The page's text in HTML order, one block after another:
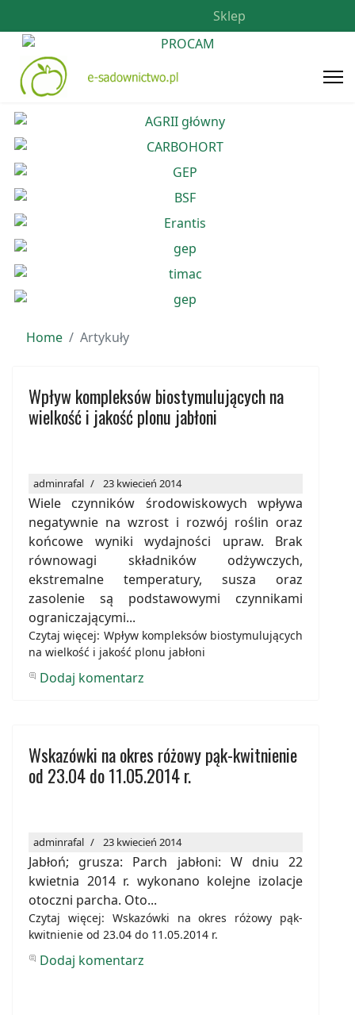
Sklep
Home Artykuły
Wpływ kompleksów biostymulujących na
wielkość i jakość plonu jabłoni
adminrafal 23 kwiecień 2014
Wiele czynników środowiskowych wpływa
negatywnie na wzrost i rozwój roślin oraz
końcowe wyniki wydajności upraw. Brak
równowagi składników odżywczych,
ekstremalne temperatury, susza oraz
zasolenie są podstawowymi czynnikami
ograniczającymi...
Czytaj więcej: Wpływ kompleksów biostymulujących
na wielkość i jakość plonu jabłoni
Dodaj komentarz
Wskazówki na okres różowy pąk-kwitnienie
od 23.04 do 11.05.2014 r.
adminrafal 23 kwiecień 2014
Jabłoń; grusza: Parch jabłoni: W dniu 22
kwietnia 2014 r. wykonano kolejne izolacje
otoczni parcha. Oto...
Czytaj więcej: Wskazówki na okres różowy pąk-
kwitnienie od 23.04 do 11.05.2014 r.
Dodaj komentarz